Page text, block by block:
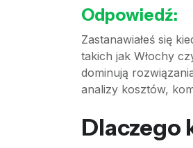
Odpowiedź:
Zastanawiałeś się
takich jak Włochy
dominują
analizy kosztów,
Dlaczego